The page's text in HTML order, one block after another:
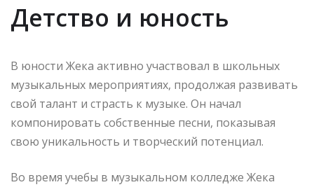
Детство и юность
В юности Жека активно участвовал в школьных
музыкальных мероприятиях, продолжая развивать
свой талант и страсть к музыке. Он начал
компонировать собственные песни, показывая
свою уникальность и творческий потенциал.
Во время учебы в музыкальном колледже Жека